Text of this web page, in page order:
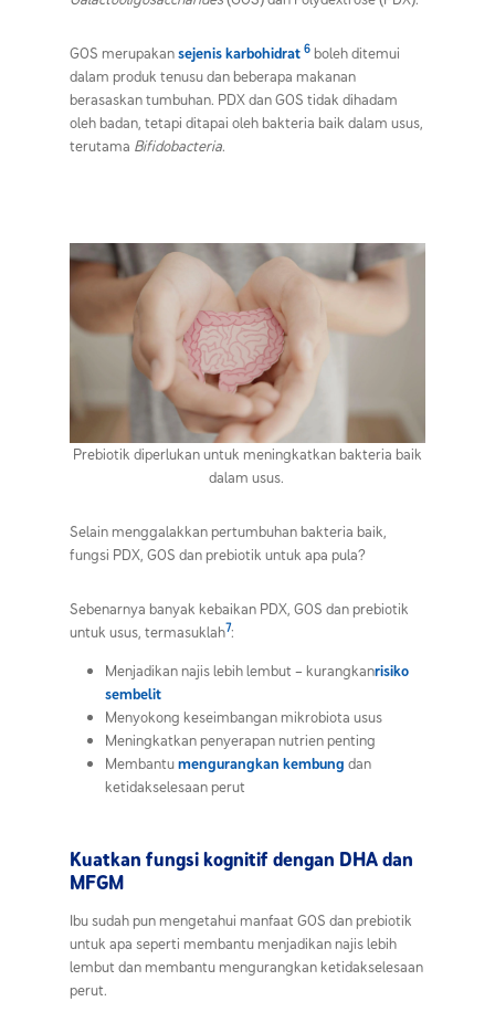
GOS merupakansejenis karbohidrat 6 boleh ditemui
dalam produk tenusu dan beberapa makanan
berasaskan tumbuhan. PDX danGOS tidak dihadam
oleh badan, tetapi ditapai oleh bakteria baik dalam usus,
terutama Bifidobacteria.
Prebiotik diperlukan untuk meningkatkan bakteria baik
dalam usus.
Selain menggalakkan pertumbuhan bakteria baik,
fungsi PDX, GOS danprebiotik untuk apa pula?
Sebenarnya banyak kebaikan PDX, GOS danprebiotik
untuk usus, termasuklah7:
Menjadikan najis lebih lembut – kurangkanrisiko
sembelit
Menyokong keseimbangan mikrobiota usus
Meningkatkan penyerapan nutrien penting
Membantumengurangkan kembung dan
ketidakselesaan perut
Kuatkan fungsi kognitif dengan DHA dan
MFGM
Ibu sudah pun mengetahui manfaat GOS danprebiotik
untuk apa seperti membantu menjadikan najis lebih
lembut dan membantu mengurangkan ketidakselesaan
perut.